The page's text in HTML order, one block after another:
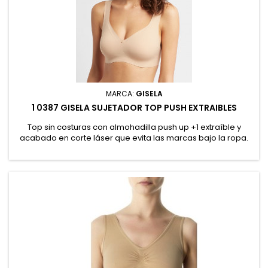
MARCA: GISELA
1 0387 GISELA SUJETADOR TOP PUSH EXTRAIBLES
Top sin costuras con almohadilla push up +1 extraíble y
acabado en corte láser que evita las marcas bajo la ropa.